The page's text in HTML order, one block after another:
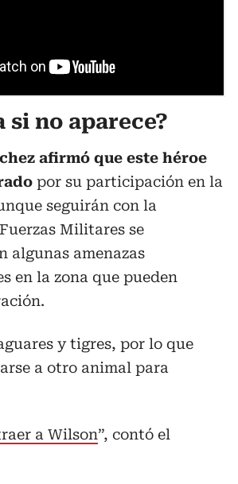
si no aparece?
afirmó que este héroe
por su participación en la
seguirán con la
Militares se
algunas amenazas
en la zona que pueden
y tigres, por lo que
a otro animal para
a Wilson”, contó el